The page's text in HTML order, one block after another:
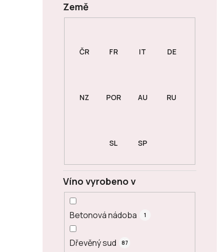
Země
Víno vyrobeno v
Betonová nádoba 1
Dřevěný sud 87